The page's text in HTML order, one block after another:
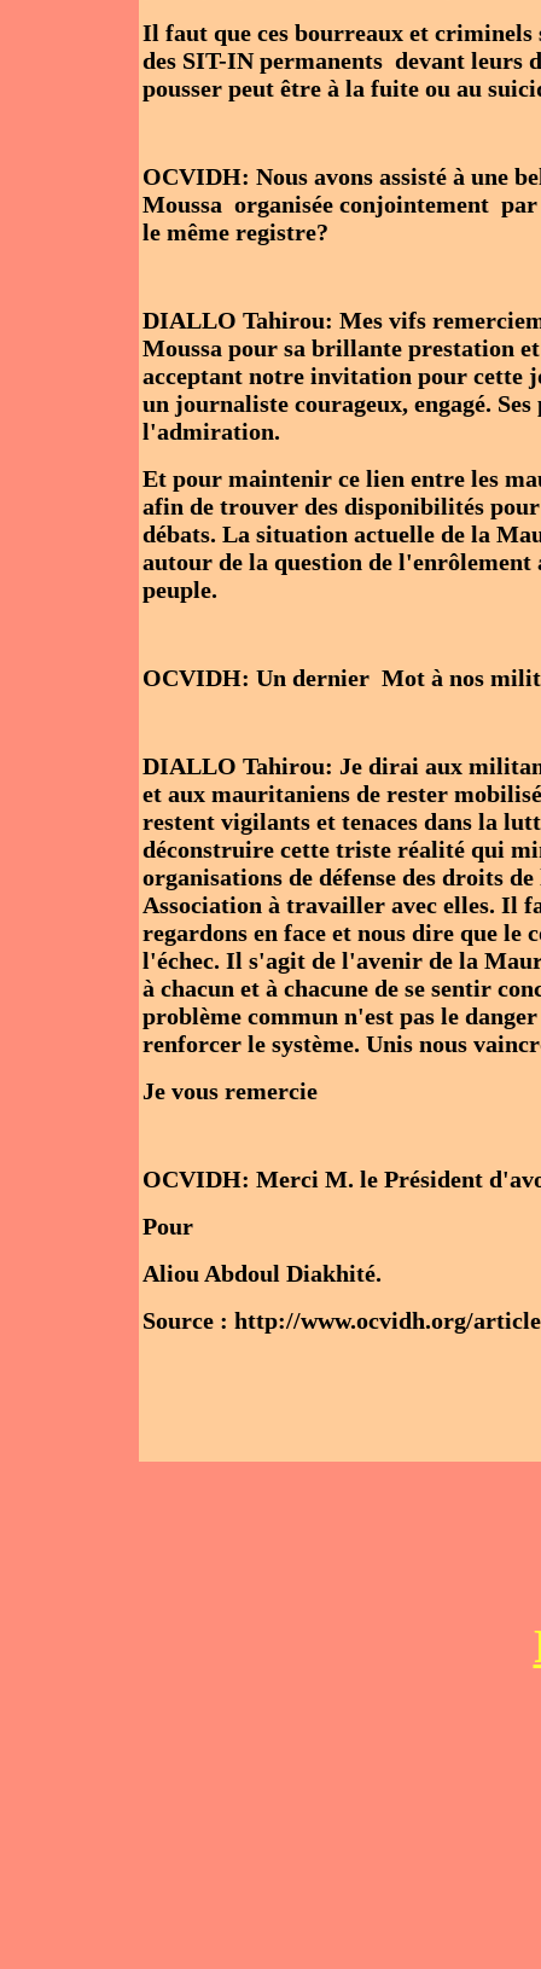
Il faut que ces bourreaux et
des SIT-IN permanents devant leurs
pousser peut être à la fuite ou au
OCVIDH: Nous avons assisté à une
Moussa organisée conjointement
le même registre?
DIALLO Tahirou: Mes vifs
Moussa pour sa brillante prestation
acceptant notre invitation pour cette
un journaliste courageux, engagé.
l'admiration.
Et pour maintenir ce lien entre les
afin de trouver des disponibilités
débats. La situation actuelle de la
autour de la question de
peuple.
OCVIDH: Un dernier Mot à nos
DIALLO Tahirou: Je dirai aux
et aux mauritaniens de rester
restent vigilants et tenaces dans la
déconstruire cette triste réalité qui
organisations de défense des droits
Association à travailler avec elles. Il
regardons en face et nous dire que le
l'échec. Il s'agit de l'avenir de la
à chacun et à chacune de se sentir
problème commun n'est pas le
renforcer le système. Unis nous
Je vous remercie
OCVIDH: Merci M. le Président
Pour
Aliou Abdoul Diakhité.
Source : http://www.ocvidh.org/